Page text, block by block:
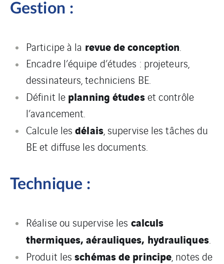
Gestion :
Participe à la revue de conception.
Encadre l’équipe d’études : projeteurs,
dessinateurs, techniciens BE.
Définit le planning étudeset contrôle
l’avancement.
Calcule lesdélais, supervise les tâches du
BE et diffuse les documents.
Technique :
Réalise ou supervise les calculs
thermiques, aérauliques, hydrauliques.
Produit lesschémas de principe, notes de